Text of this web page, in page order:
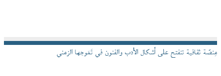
مِنصّة ثقافية تنفتح على أشكال الأدب والفنون في تَمَوجها الزمني